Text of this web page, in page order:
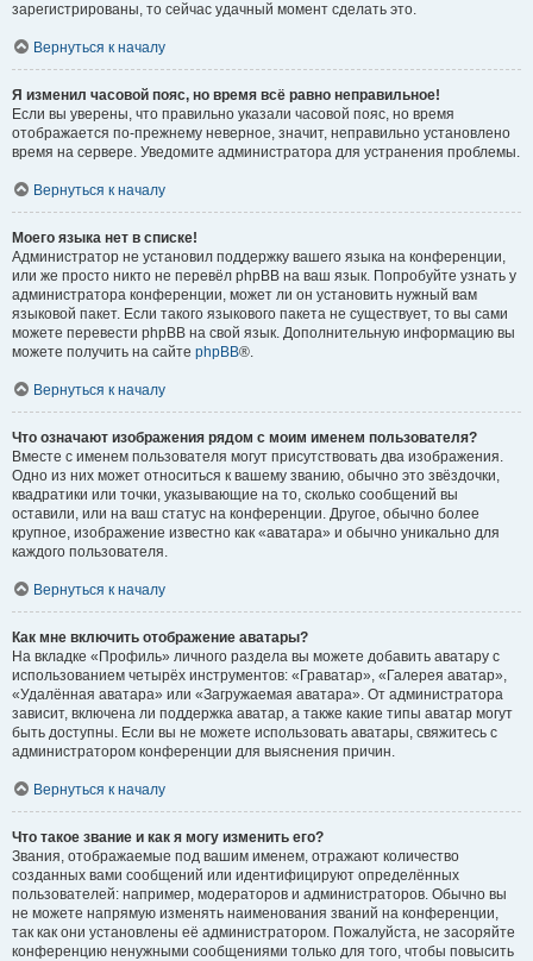
зарегистрированы, то сейчас удачный момент сделать это.
Вернуться к началу
Я изменил часовой пояс, но время всё равно неправильное!
Если вы уверены, что правильно указали часовой пояс, но время
отображается по-прежнему неверное, значит, неправильно установлено
время на сервере. Уведомите администратора для устранения проблемы.
Вернуться к началу
Моего языка нет в списке!
Администратор не установил поддержку вашего языка на конференции,
или же просто никто не перевёл phpBB на ваш язык. Попробуйте узнать у
администратора конференции, может ли он установить нужный вам
языковой пакет. Если такого языкового пакета не существует, то вы сами
можете перевести phpBB на свой язык. Дополнительную информацию вы
можете получить на сайте phpBB®.
Вернуться к началу
Что означают изображения рядом с моим именем пользователя?
Вместе с именем пользователя могут присутствовать два изображения.
Одно из них может относиться к вашему званию, обычно это звёздочки,
квадратики или точки, указывающие на то, сколько сообщений вы
оставили, или на ваш статус на конференции. Другое, обычно более
крупное, изображение известно как «аватара» и обычно уникально для
каждого пользователя.
Вернуться к началу
Как мне включить отображение аватары?
На вкладке «Профиль» личного раздела вы можете добавить аватару с
использованием четырёх инструментов: «Граватар», «Галерея аватар»,
«Удалённая аватара» или «Загружаемая аватара». От администратора
зависит, включена ли поддержка аватар, а также какие типы аватар могут
быть доступны. Если вы не можете использовать аватары, свяжитесь с
администратором конференции для выяснения причин.
Вернуться к началу
Что такое звание и как я могу изменить его?
Звания, отображаемые под вашим именем, отражают количество
созданных вами сообщений или идентифицируют определённых
пользователей: например, модераторов и администраторов. Обычно вы
не можете напрямую изменять наименования званий на конференции,
так как они установлены её администратором. Пожалуйста, не засоряйте
конференцию ненужными сообщениями только для того, чтобы повысить